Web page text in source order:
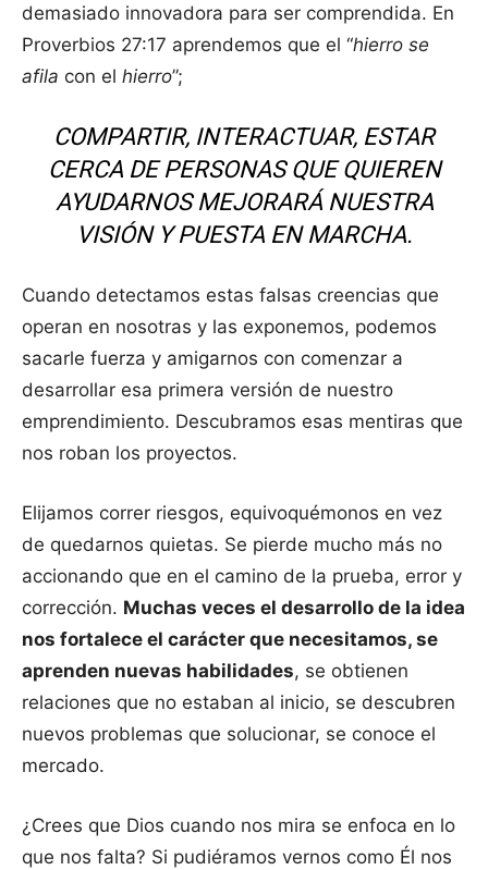
demasiado innovadora para ser comprendida. En
Proverbios 27:17 aprendemos que el “hierro se
afila con el hierro”;
COMPARTIR, INTERACTUAR, ESTAR
CERCA DE PERSONAS QUE QUIEREN
AYUDARNOS MEJORARÁ NUESTRA
VISIÓN Y PUESTA EN MARCHA.
Cuando detectamos estas falsas creencias que
operan en nosotras y las exponemos, podemos
sacarle fuerza y amigarnos con comenzar a
desarrollar esa primera versión de nuestro
emprendimiento. Descubramos esas mentiras que
nos roban los proyectos.
Elijamos correr riesgos, equivoquémonos en vez
de quedarnos quietas. Se pierde mucho más no
accionando que en el camino de la prueba, error y
corrección. Muchas veces el desarrollo de la idea
nos fortalece el carácter que necesitamos, se
aprenden nuevas habilidades, se obtienen
relaciones que no estaban al inicio, se descubren
nuevos problemas que solucionar, se conoce el
mercado.
¿Crees que Dios cuando nos mira se enfoca en lo
que nos falta? Si pudiéramos vernos como Él nos